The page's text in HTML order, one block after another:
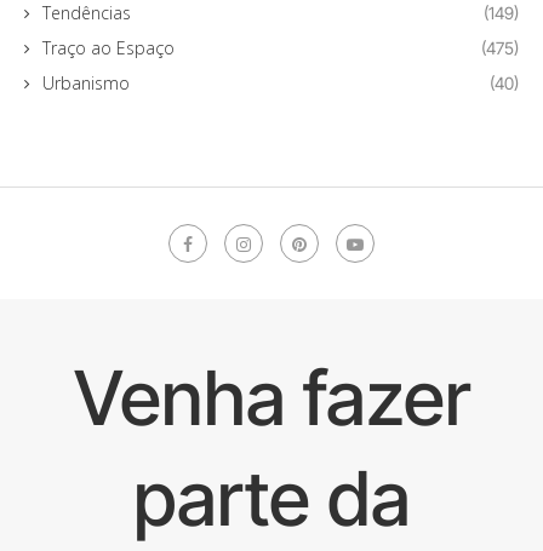
Tendências (149)
Traço ao Espaço (475)
Urbanismo (40)
Venha fazer
parte da